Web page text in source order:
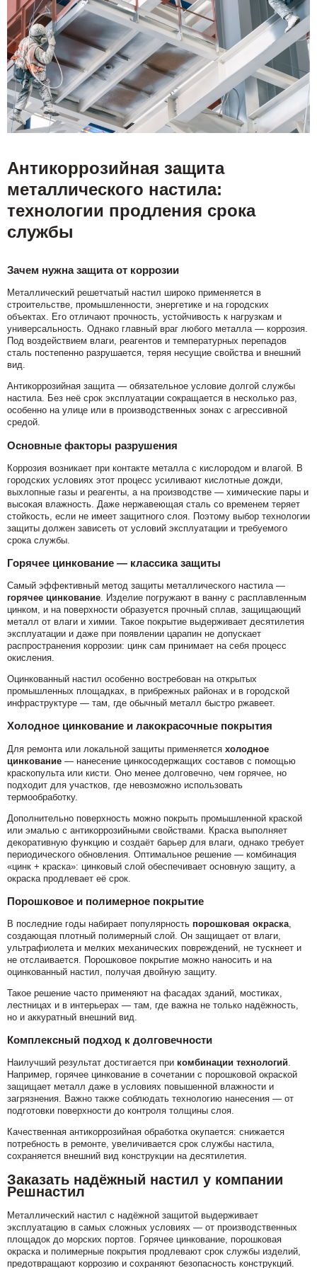
Антикоррозийная защита
металлического настила:
технологии продления срока
службы
Зачем нужна защита от коррозии
Металлический решетчатый настил широко применяется в
строительстве, промышленности, энергетике и на городских
объектах. Его отличают прочность, устойчивость к нагрузкам и
универсальность. Однако главный враг любого металла — коррозия.
Под воздействием влаги, реагентов и температурных перепадов
сталь постепенно разрушается, теряя несущие свойства и внешний
вид.
Антикоррозийная защита — обязательное условие долгой службы
настила. Без неё срок эксплуатации сокращается в несколько раз,
особенно на улице или в производственных зонах с агрессивной
средой.
Основные факторы разрушения
Коррозия возникает при контакте металла с кислородом и влагой. В
городских условиях этот процесс усиливают кислотные дожди,
выхлопные газы и реагенты, а на производстве — химические пары и
высокая влажность. Даже нержавеющая сталь со временем теряет
стойкость, если не имеет защитного слоя. Поэтому выбор технологии
защиты должен зависеть от условий эксплуатации и требуемого
срока службы.
Горячее цинкование — классика защиты
Самый эффективный метод защиты металлического настила —
горячее цинкование. Изделие погружают в ванну с расплавленным
цинком, и на поверхности образуется прочный сплав, защищающий
металл от влаги и химии. Такое покрытие выдерживает десятилетия
эксплуатации и даже при появлении царапин не допускает
распространения коррозии: цинк сам принимает на себя процесс
окисления.
Оцинкованный настил особенно востребован на открытых
промышленных площадках, в прибрежных районах и в городской
инфраструктуре — там, где обычный металл быстро ржавеет.
Холодное цинкование и лакокрасочные покрытия
Для ремонта или локальной защиты применяется холодное
цинкование — нанесение цинкосодержащих составов с помощью
краскопульта или кисти. Оно менее долговечно, чем горячее, но
подходит для участков, где невозможно использовать
термообработку.
Дополнительно поверхность можно покрыть промышленной краской
или эмалью с антикоррозийными свойствами. Краска выполняет
декоративную функцию и создаёт барьер для влаги, однако требует
периодического обновления. Оптимальное решение — комбинация
«цинк + краска»: цинковый слой обеспечивает основную защиту, а
окраска продлевает её срок.
Порошковое и полимерное покрытие
В последние годы набирает популярность порошковая окраска,
создающая плотный полимерный слой. Он защищает от влаги,
ультрафиолета и мелких механических повреждений, не тускнеет и
не отслаивается. Порошковое покрытие можно наносить и на
оцинкованный настил, получая двойную защиту.
Такое решение часто применяют на фасадах зданий, мостиках,
лестницах и в интерьерах — там, где важна не только надёжность,
но и аккуратный внешний вид.
Комплексный подход к долговечности
Наилучший результат достигается при комбинации технологий.
Например, горячее цинкование в сочетании с порошковой окраской
защищает металл даже в условиях повышенной влажности и
загрязнения. Важно также соблюдать технологию нанесения — от
подготовки поверхности до контроля толщины слоя.
Качественная антикоррозийная обработка окупается: снижается
потребность в ремонте, увеличивается срок службы настила,
сохраняется внешний вид конструкции на десятилетия.
Заказать надёжный настил у компании
Решнастил
Металлический настил с надёжной защитой выдерживает
эксплуатацию в самых сложных условиях — от производственных
площадок до морских портов. Горячее цинкование, порошковая
окраска и полимерные покрытия продлевают срок службы изделий,
предотвращают коррозию и сохраняют безопасность конструкций.